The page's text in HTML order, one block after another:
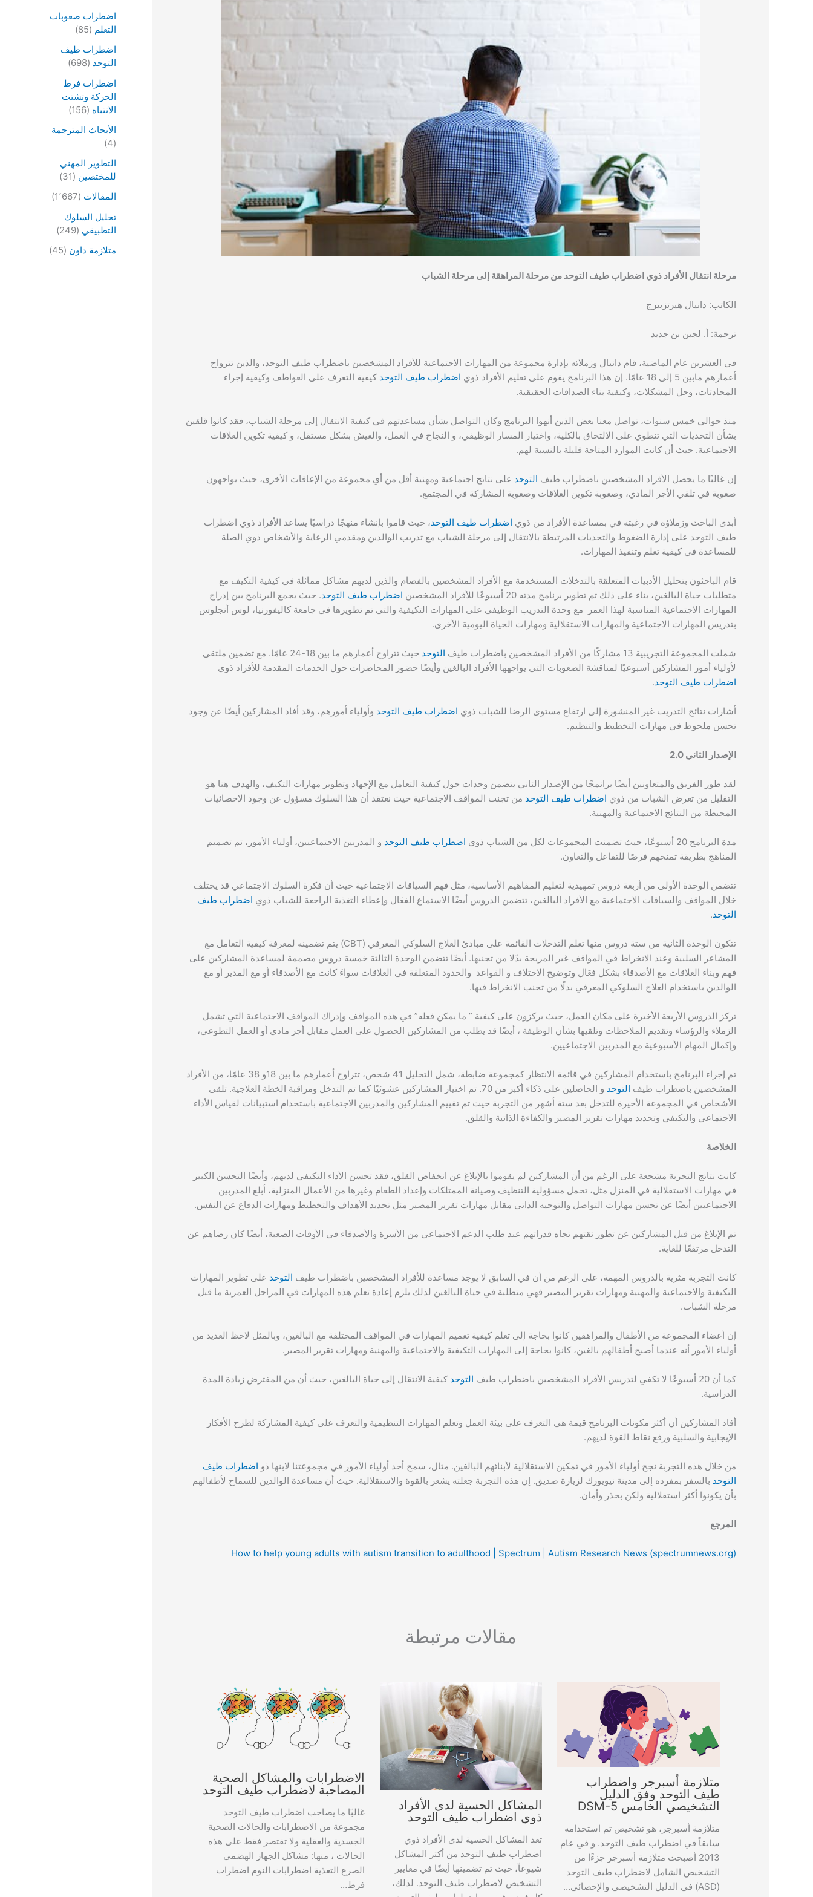
مرحلة انتقال الأفراد ذوي اضطراب طيف التوحد من مرحلة المراهقة إلى مرحلة الشباب
الكاتب: دانيال هيرتزبيرج
ترجمة: أ. لجين بن جديد
في العشرين عام الماضية، قام دانيال وزملائه بإدارة مجموعة من المهارات الاجتماعية للأفراد المشخصين باضطراب طيف التوحد، والذين تترواح
أعمارهم مابين 5 إلى 18 عامًا. إن هذا البرنامج يقوم على تعليم الأفراد ذوي
اضطراب طيف التوحد كيفية التعرف على العواطف وكيفية إجراء
المحادثات، وحل المشكلات، وكيفية بناء الصداقات الحقيقية.
منذ حوالي خمس سنوات، تواصل معنا بعض الذين أنهوا البرنامج وكان التواصل بشأن مساعدتهم في كيفية الانتقال إلى مرحلة الشباب، فقد كانوا قلقين
بشأن التحديات التي تنطوي على الالتحاق بالكلية، واختيار المسار الوظيفي، و النجاح في العمل، والعيش بشكل مستقل، و كيفية تكوين العلاقات
الاجتماعية. حيث أن كانت الموارد المتاحة قليلة بالنسبة لهم.
إن غالبًا ما يحصل الأفراد المشخصين باضطراب طيف التوحد على نتائج اجتماعية ومهنية أقل من أي مجموعة من الإعاقات الأخرى، حيث يواجهون
صعوبة في تلقي الأجر المادي، وصعوبة تكوين العلاقات وصعوبة المشاركة في المجتمع.
أبدى الباحث وزملاؤه في رغبته في بمساعدة الأفراد من ذوي اضطراب طيف التوحد، حيث قاموا بإنشاء منهجًا دراسيًا يساعد الأفراد ذوي اضطراب
طيف التوحد على إدارة الضغوط والتحديات المرتبطة بالانتقال إلى مرحلة الشباب مع تدريب الوالدين ومقدمي الرعاية والأشخاص ذوي الصلة
للمساعدة في كيفية تعلم وتنفيذ المهارات.
قام الباحثون بتحليل الأدبيات المتعلقة بالتدخلات المستخدمة مع الأفراد المشخصين بالفصام والذين لديهم مشاكل مماثلة في كيفية التكيف مع
متطلبات حياة البالغين، بناء على ذلك تم تطوير برنامج مدته 20 أسبوعًا للأفراد المشخصين
اضطراب طيف التوحد. حيث يجمع البرنامج بين إدراج
المهارات الاجتماعية المناسبة لهذا العمر مع وحدة التدريب الوظيفي على المهارات التكيفية والتي تم تطويرها في جامعة كاليفورنيا، لوس أنجلوس
بتدريس المهارات الاجتماعية والمهارات الاستقلالية ومهارات الحياة اليومية الأخرى.
شملت المجموعة التجريبية 13 مشاركًا من الأفراد المشخصين باضطراب طيف التوحد
حيث تتراوح أعمارهم ما بين 18-24 عامًا. مع تضمين ملتقى
لأولياء أمور المشاركين أسبوعيًا لمناقشة الصعوبات التي يواجهها الأفراد البالغين وأيضًا حضور المحاضرات حول الخدمات المقدمة للأفراد ذوي
اضطراب طيف التوحد.
أشارات نتائج التدريب غير المنشورة إلى ارتفاع مستوى الرضا للشباب ذوي اضطراب طيف التوحد وأولياء أمورهم، وقد أفاد المشاركين أيضًا عن وجود
تحسن ملحوظ في مهارات التخطيط والتنظيم.
الإصدار الثاني 2.0
لقد طور الفريق والمتعاونين أيضًا برانمجًا من الإصدار الثاني يتضمن وحدات حول كيفية التعامل مع الإجهاد وتطوير مهارات التكيف، والهدف هنا هو
التقليل من تعرض الشباب من ذوي اضطراب طيف التوحد من تجنب المواقف الاجتماعية حيث نعتقد أن هذا السلوك مسؤول عن وجود الإحصائيات
المحبطة من النتائج الاجتماعية والمهنية.
مدة البرنامج 20 أسبوعًا، حيث تضمنت المجموعات لكل من الشباب ذوي اضطراب طيف التوحد و المدربين الاجتماعيين، أولياء الأمور، تم تصميم
المناهج بطريقة تمنحهم فرصًا للتفاعل والتعاون.
تتضمن الوحدة الأولى من أربعة دروس تمهيدية لتعليم المفاهيم الأساسية، مثل فهم السياقات الاجتماعية حيث أن فكرة السلوك الاجتماعي قد يختلف
خلال المواقف والسياقات الاجتماعية مع الأفراد البالغين، تتضمن الدروس أيضًا الاستماع الفعَال وإعطاء التغذية الراجعة للشباب ذوي اضطراب طيف
التوحد.
تتكون الوحدة الثانية من ستة دروس منها تعلم التدخلات القائمة على مبادئ العلاج السلوكي المعرفي (CBT) يتم تضمينه لمعرفة كيفية التعامل مع
المشاعر السلبية وعند الانخراط في المواقف غير المريحة بدًلا من تجنبها. أيضًا تتضمن الوحدة الثالثة خمسة دروس مصممة لمساعدة المشاركين على
فهم وبناء العلاقات مع الأصدقاء بشكل فعَال وتوضيح الاختلاف و القواعد والحدود المتعلقة في العلاقات سواءَ كانت مع الأصدقاء أو مع المدير أو مع
الوالدين باستخدام العلاج السلوكي المعرفي بدلًا من تجنب الانخراط فيها.
تركز الدروس الأربعة الأخيرة على مكان العمل، حيث يركزون على كيفية ” ما يمكن فعله” في هذه المواقف وإدراك المواقف الاجتماعية التي تشمل
الزملاء والرؤساء وتقديم الملاحظات وتلقيها بشأن الوظيفة ، أيضًا قد يطلب من المشاركين الحصول على العمل مقابل أجر مادي أو العمل التطوعي،
وإكمال المهام الأسبوعية مع المدربين الاجتماعيين.
تم إجراء البرنامج باستخدام المشاركين في قائمة الانتظار كمجموعة ضابطة، شمل التحليل 41 شخص، تتراوح أعمارهم ما بين 18و 38 عامًا، من الأفراد
المشخصين باضطراب طيف التوحد
و الحاصلين على ذكاء أكبر من 70. تم اختيار المشاركين عشوئيًا كما تم التدخل ومراقبة الخطة العلاجية. تلقى
الأشخاص في المجموعة الأخيرة للتدخل بعد ستة أشهر من التجربة حيث تم تقييم المشاركين والمدربين الاجتماعية باستخدام استبيانات لقياس الأداء
الاجتماعي والتكيفي وتحديد مهارات تقرير المصير والكفاءة الذاتية والقلق.
الخلاصة
كانت نتائج التجربة مشجعة على الرغم من أن المشاركين لم يقوموا بالإبلاغ عن انخفاض القلق، فقد تحسن الأداء التكيفي لديهم، وأيضًا التحسن الكبير
في مهارات الاستقلالية في المنزل مثل، تحمل مسؤولية التنظيف وصيانة الممتلكات وإعداد الطعام وغيرها من الأعمال المنزلية، أبلغ المدربين
الاجتماعيين أيضًا عن تحسن مهارات التواصل والتوجيه الذاتي مقابل مهارات تقرير المصير مثل تحديد الأهداف والتخطيط ومهارات الدفاع عن النفس.
تم الإبلاغ من قبل المشاركين عن تطور ثقتهم تجاه قدراتهم عند طلب الدعم الاجتماعي من الأسرة والأصدقاء في الأوقات الصعبة، أيضًا كان رضاهم عن
التدخل مرتفعًا للغاية.
كانت التجربة مثرية بالدروس المهمة، على الرغم من أن في السابق لا يوجد مساعدة للأفراد المشخصين باضطراب طيف التوحد على تطوير المهارات
التكيفية والاجتماعية والمهنية ومهارات تقرير المصير فهي متطلبة في حياة البالغين لذلك يلزم إعادة تعلم هذه المهارات في المراحل العمرية ما قبل
مرحلة الشباب.
إن أعضاء المجموعة من الأطفال والمراهقين كانوا بحاجة إلى تعلم كيفية تعميم المهارات في المواقف المختلفة مع البالغين، وبالمثل لاحظ العديد من
أولياء الأمور أنه عندما أصبح أطفالهم بالغين، كانوا بحاجة إلى المهارات التكيفية والاجتماعية والمهنية ومهارات تقرير المصير.
كما أن 20 أسبوعًا لا تكفي لتدريس الأفراد المشخصين باضطراب طيف التوحد كيفية الانتقال إلى حياة البالغين، حيث أن من المفترض زيادة المدة
الدراسية.
أفاد المشاركين أن أكثر مكونات البرنامج قيمة هي التعرف على بيئة العمل وتعلم المهارات التنظيمية والتعرف على كيفية المشاركة لطرح الأفكار
الإيجابية والسلبية ورفع نقاط القوة لديهم.
من خلال هذه التجربة نجح أولياء الأمور في تمكين الاستقلالية لأبنائهم البالغين. مثال، سمح أحد أولياء الأمور في مجموعتنا لابنها ذو اضطراب طيف
التوحد بالسفر بمفرده إلى مدينة نيويورك لزيارة صديق. إن هذه التجربة جعلته يشعر بالقوة والاستقلالية. حيث أن مساعدة الوالدين للسماح لأطفالهم
بأن يكونوا أكثر استقلالية ولكن بحذر وأمان.
المرجع
How to help young adults with autism transition to adulthood | Spectrum | Autism Research News (spectrumnews.org)
مقالات مرتبطة
متلازمة أسبرجر واضطراب
طيف التوحد وفق الدليل
التشخيصي الخامس DSM-5
متلازمة أسبرجر، هو تشخيص تم استخدامه
سابقاً في اضطراب طيف التوحد. و في عام
2013 أصبحت متلازمة أسبرجر جزءًا من
التشخيص الشامل لاضطراب طيف التوحد
(ASD) في الدليل التشخيصي والإحصائي…
المشاكل الحسية لدى الأفراد
ذوي اضطراب طيف التوحد
تعد المشاكل الحسية لدى الأفراد ذوي
اضطراب طيف التوحد من أكثر المشاكل
شيوعاً، حيث تم تضمينها أيضًا في معايير
التشخيص لاضطراب طيف التوحد. لذلك،
الاضطرابات والمشاكل الصحية
المصاحبة لاضطراب طيف التوحد
غالبًا ما يصاحب اضطراب طيف التوحد
مجموعة من الاضطرابات والحالات الصحية
الجسدية والعقلية ولا تقتصر فقط على هذه
الحالات ، منها: مشاكل الجهاز الهضمي
الصرع التغذية اضطرابات النوم اضطراب
فرط…
اضطراب صعوبات
التعلم (85)
اضطراب طيف
التوحد (698)
اضطراب فرط
الحركة وتشتت
الانتباه (156)
الأبحاث المترجمة
(4)
التطوير المهني
للمختصين (31)
المقالات (1٬667)
تحليل السلوك
التطبيقي (249)
متلازمة داون (45)